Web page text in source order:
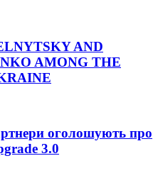
AND
AMONG THE
оголошують про
3.0